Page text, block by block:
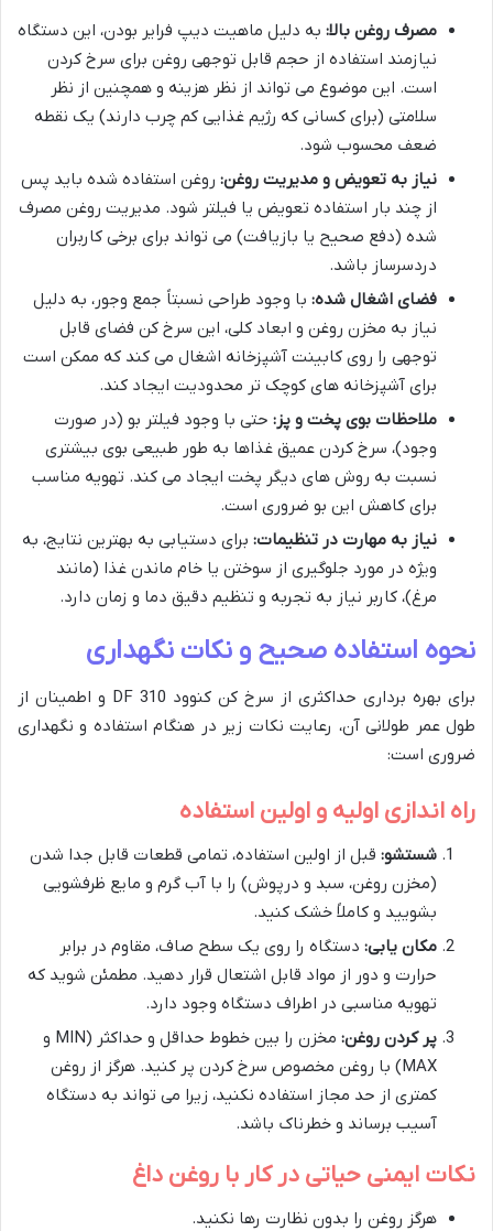
مصرف روغن بالا: به دلیل ماهیت دیپ فرایر بودن، این دستگاه
نیازمند استفاده از حجم قابل توجهی روغن برای سرخ کردن
است. این موضوع می تواند از نظر هزینه و همچنین از نظر
سلامتی (برای کسانی که رژیم غذایی کم چرب دارند) یک نقطه
ضعف محسوب شود.
نیاز به تعویض و مدیریت روغن: روغن استفاده شده باید پس
از چند بار استفاده تعویض یا فیلتر شود. مدیریت روغن مصرف
شده (دفع صحیح یا بازیافت) می تواند برای برخی کاربران
دردسرساز باشد.
فضای اشغال شده: با وجود طراحی نسبتاً جمع وجور، به دلیل
نیاز به مخزن روغن و ابعاد کلی، این سرخ کن فضای قابل
توجهی را روی کابینت آشپزخانه اشغال می کند که ممکن است
برای آشپزخانه های کوچک تر محدودیت ایجاد کند.
ملاحظات بوی پخت و پز: حتی با وجود فیلتر بو (در صورت
وجود)، سرخ کردن عمیق غذاها به طور طبیعی بوی بیشتری
نسبت به روش های دیگر پخت ایجاد می کند. تهویه مناسب
برای کاهش این بو ضروری است.
نیاز به مهارت در تنظیمات: برای دستیابی به بهترین نتایج، به
ویژه در مورد جلوگیری از سوختن یا خام ماندن غذا (مانند
مرغ)، کاربر نیاز به تجربه و تنظیم دقیق دما و زمان دارد.
نحوه استفاده صحیح و نکات نگهداری
برای بهره برداری حداکثری از سرخ کن کنوود DF 310 و اطمینان از
طول عمر طولانی آن، رعایت نکات زیر در هنگام استفاده و نگهداری
ضروری است:
راه اندازی اولیه و اولین استفاده
شستشو: قبل از اولین استفاده، تمامی قطعات قابل جدا شدن
(مخزن روغن، سبد و درپوش) را با آب گرم و مایع ظرفشویی
بشویید و کاملاً خشک کنید.
مکان یابی: دستگاه را روی یک سطح صاف، مقاوم در برابر
حرارت و دور از مواد قابل اشتعال قرار دهید. مطمئن شوید که
تهویه مناسبی در اطراف دستگاه وجود دارد.
پر کردن روغن:
مخزن را بین خطوط حداقل و حداکثر (MIN و
MAX) با روغن مخصوص سرخ کردن پر کنید. هرگز از روغن
کمتری از حد مجاز استفاده نکنید، زیرا می تواند به دستگاه
آسیب برساند و خطرناک باشد.
نکات ایمنی حیاتی در کار با روغن داغ
هرگز روغن را بدون نظارت رها نکنید.